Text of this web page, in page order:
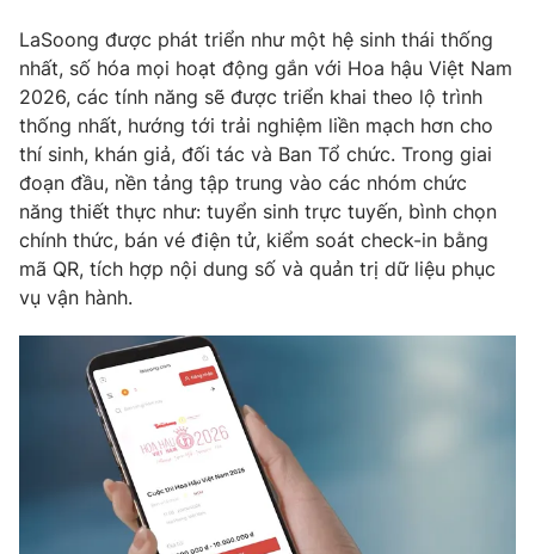
Photo Infographic
Video Shorts video
VTV Money VTV Thể thao
VTV Sức khoẻ
Thị trường 24h
Vươn mình bằng AI
VTV8
LaSoong được phát triển như một hệ sinh thái thống
nhất, số hóa mọi hoạt động gắn với Hoa hậu Việt Nam
2026, các tính năng sẽ được triển khai theo lộ trình
thống nhất, hướng tới trải nghiệm liền mạch hơn cho
thí sinh, khán giả, đối tác và Ban Tổ chức. Trong giai
đoạn đầu, nền tảng tập trung vào các nhóm chức
năng thiết thực như: tuyển sinh trực tuyến, bình chọn
chính thức, bán vé điện tử, kiểm soát check-in bằng
mã QR, tích hợp nội dung số và quản trị dữ liệu phục
vụ vận hành.